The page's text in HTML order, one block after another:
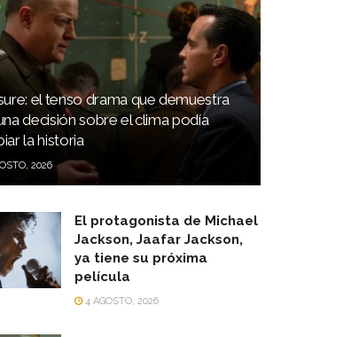
el tenso drama que demuestra
decisión sobre el clima podía
la historia
2026
El protagonista de Michael
Jackson, Jaafar Jackson,
ya tiene su próxima
película
4 AGOSTO, 2026